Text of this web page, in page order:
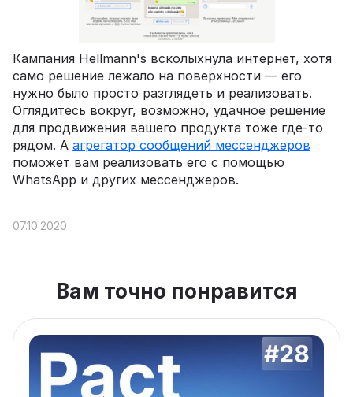
Кампания Hellmann's всколыхнула интернет, хотя
само решение лежало на поверхности — его
нужно было просто разглядеть и реализовать.
Оглядитесь вокруг, возможно, удачное решение
для продвижения вашего продукта тоже где-то
рядом. А агрегатор сообщений мессенджеров
поможет вам реализовать его с помощью
WhatsApp и других мессенджеров.
07.10.2020
Вам точно понравится